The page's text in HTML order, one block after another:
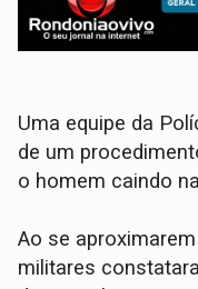
​Uma equipe da
de um
o homem caindo
​Ao se
militares